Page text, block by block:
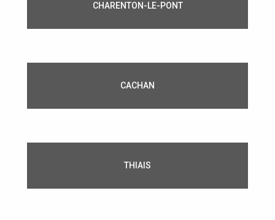
CHARENTON-LE-PONT
CACHAN
THIAIS